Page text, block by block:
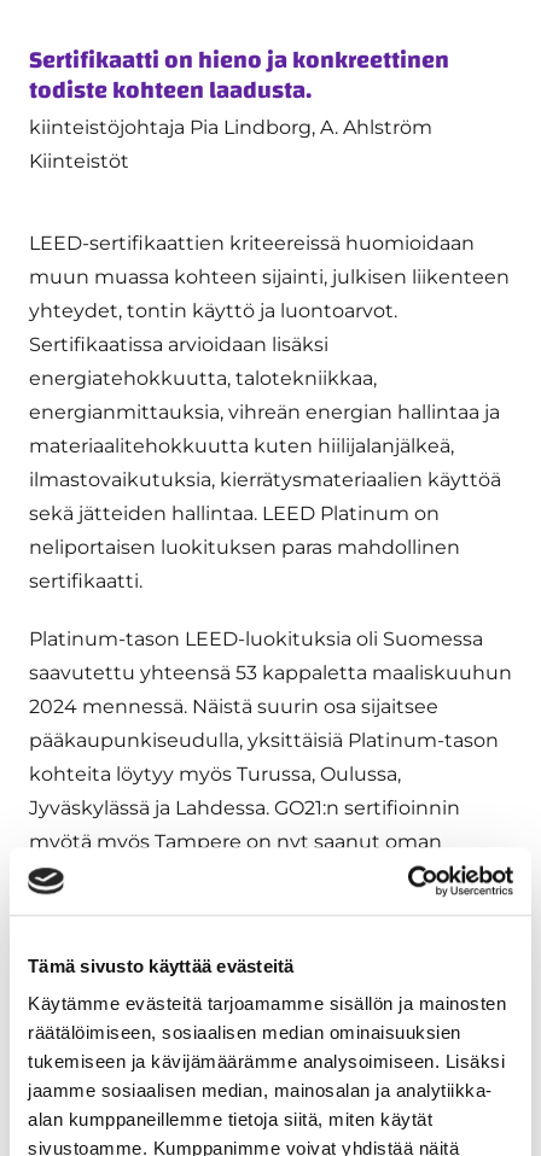
Tämä sivusto käyttää evästeitä
Käytämme evästeitä tarjoamamme sisällön ja mainosten
räätälöimiseen, sosiaalisen median ominaisuuksien
tukemiseen ja kävijämäärämme analysoimiseen. Lisäksi
jaamme sosiaalisen median, mainosalan ja analytiikka-
alan kumppaneillemme tietoja siitä, miten käytät
sivustoamme. Kumppanimme voivat yhdistää näitä
Sertifikaatti on hieno ja konkreettinen
todiste kohteen laadusta.
kiinteistöjohtaja Pia Lindborg, A. Ahlström
Kiinteistöt
LEED-sertifikaattien kriteereissä huomioidaan
muun muassa kohteen sijainti, julkisen liikenteen
yhteydet, tontin käyttö ja luontoarvot.
Sertifikaatissa arvioidaan lisäksi
energiatehokkuutta, talotekniikkaa,
energianmittauksia, vihreän energian hallintaa ja
materiaalitehokkuutta kuten hiilijalanjälkeä,
ilmastovaikutuksia, kierrätysmateriaalien käyttöä
sekä jätteiden hallintaa. LEED Platinum on
neliportaisen luokituksen paras mahdollinen
sertifikaatti.
Platinum-tason LEED-luokituksia oli Suomessa
saavutettu yhteensä 53 kappaletta maaliskuuhun
2024 mennessä. Näistä suurin osa sijaitsee
pääkaupunkiseudulla, yksittäisiä Platinum-tason
kohteita löytyy myös Turussa, Oulussa,
Jyväskylässä ja Lahdessa. GO21:n sertifioinnin
myötä myös Tampere on nyt saanut oman
Platinum-tason kohteensa.
kohteen laadusta. GO21 on ensimmäinen LEED
Platinum –kohteemme, ja olemme kaikin puolin
erittäin tyytyväisiä lopputulokseen”, kertoo
GO21:n sijoittaja- ja omistajakumppani A. Ahlström
Kiinteistöjen kiinteistöjohtajaPia Lindborg.